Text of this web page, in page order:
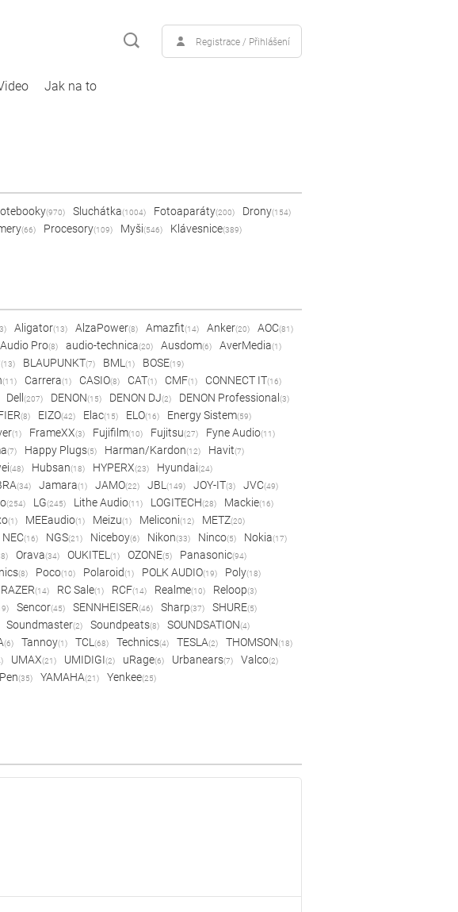
Registrace / Přihlášení
Jak na to
(970) Sluchátka(1004) Fotoaparáty(200) Drony(154)
(66) Procesory(109) Myši(546) Klávesnice(389)
Aligator(13) AlzaPower(8) Amazfit(14) Anker(20) AOC(81)
Audio Pro(8) audio-technica(20) Ausdom(6) AverMedia(1)
(13) BLAUPUNKT(7) BML(1) BOSE(19)
(11) Carrera(1) CASIO(8) CAT(1) CMF(1) CONNECT IT(16)
Dell (207) DENON(15) DENON DJ(2) DENON Professional (3)
(8) EIZO(42) Elac(15) ELO(16) Energy Sistem(59)
(1) FrameXX(3) Fujifilm(10) Fujitsu(27) Fyne Audio(11)
(7) Happy Plugs(5) Harman/Kardon(12) Havit(7)
(48) Hubsan(18) HYPERX(23) Hyundai(24)
(34) Jamara(1) JAMO(22) JBL(149) JOY-IT(3) JVC(49)
(254) LG(245) Lithe Audio(11) LOGITECH(28) Mackie(16)
(1) MEEaudio(1) Meizu(1) Meliconi(12) METZ(20)
NEC(16) NGS(21) Niceboy(6) Nikon(33) Ninco(5) Nokia(17)
Orava(34) OUKITEL(1) OZONE(5) Panasonic(94)
(8) Poco(10) Polaroid(1) POLK AUDIO(19) Poly(18)
RAZER(14) RC Sale(1) RCF(14) Realme(10) Reloop(3)
Sencor(45) SENNHEISER(46) Sharp(37) SHURE(5)
Soundmaster(2) Soundpeats(8) SOUNDSATION(4)
(6) Tannoy(1) TCL(68) Technics(4) TESLA(2) THOMSON(18)
UMAX(21) UMIDIGI(2) uRage(6) Urbanears(7) Valco(2)
(35) YAMAHA(21) Yenkee(25)